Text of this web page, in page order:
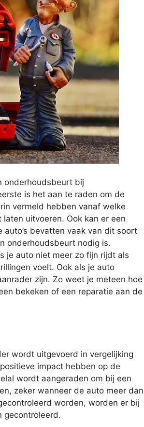
onderhoudsbeurt bij
is het aan te raden om de
vermeld hebben vanaf welke
uitvoeren. Ook kan er een
bevatten vaak van dit soort
onderhoudsbeurt nodig is.
je auto niet meer zo fijn rijdt als
voelt. Ook als je auto
zijn. Zo weet je meteen hoe
bekeken of een reparatie aan de
wordt uitgevoerd in vergelijking
impact hebben op de
wordt aangeraden om bij een
zeker wanneer de auto meer dan
worden, worden er bij
gecontroleerd.